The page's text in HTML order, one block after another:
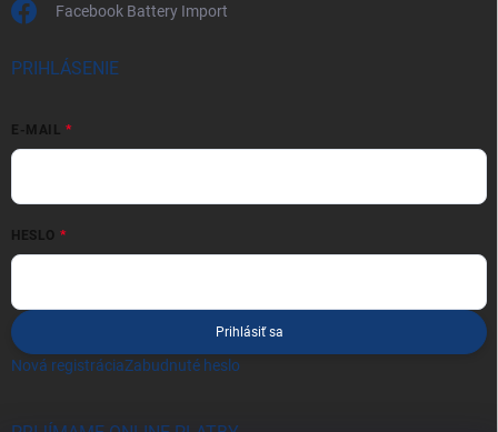
Facebook Battery Import
PRIHLÁSENIE
E-MAIL
HESLO
Prihlásiť sa
Nová registráciaZabudnuté heslo